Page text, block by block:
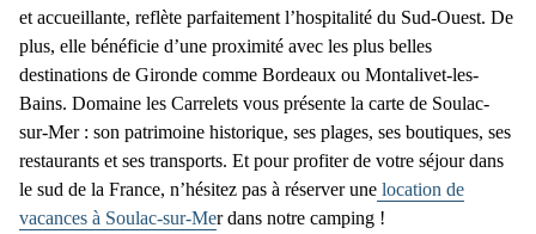
et accueillante, reflète parfaitement l’hospitalité du Sud-Ouest. De
plus, elle bénéficie d’une proximité avec les plus belles
destinations de Gironde comme Bordeaux ou Montalivet-les-
Bains. Domaine les Carrelets vous présente la carte de Soulac-
sur-Mer: son patrimoine historique, ses plages, ses boutiques, ses
restaurants et ses transports. Et pour profiter de votre séjour dans
le sud de la France, n’hésitez pas à réserver une location de
vacances à Soulac-sur-Mer dans notre camping !